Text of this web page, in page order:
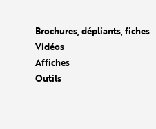
Brochures, dépliants, fiches
Vidéos
Affiches
Outils